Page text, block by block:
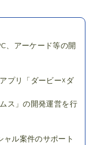
、アーケード等の開
プリ「ダービー☓ダ
ス」の開発運営を行
ル案件のサポート